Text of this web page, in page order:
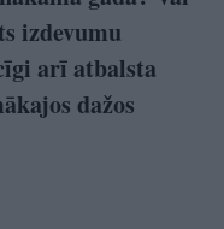
izdevumu
arī atbalsta
dažos